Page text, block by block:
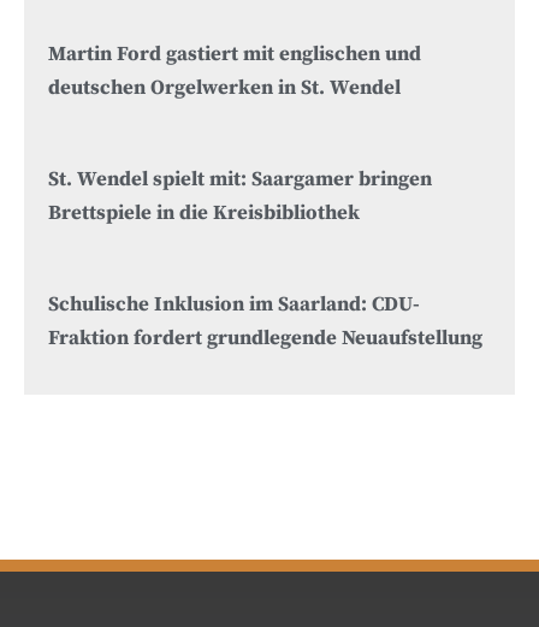
Martin Ford gastiert mit englischen und
deutschen Orgelwerken in St. Wendel
St. Wendel spielt mit: Saargamer bringen
Brettspiele in die Kreisbibliothek
Schulische Inklusion im Saarland: CDU-
Fraktion fordert grundlegende Neuaufstellung